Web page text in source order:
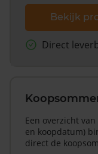
Bekijk
Direct
Een overzicht
en koopdatum)
direct de